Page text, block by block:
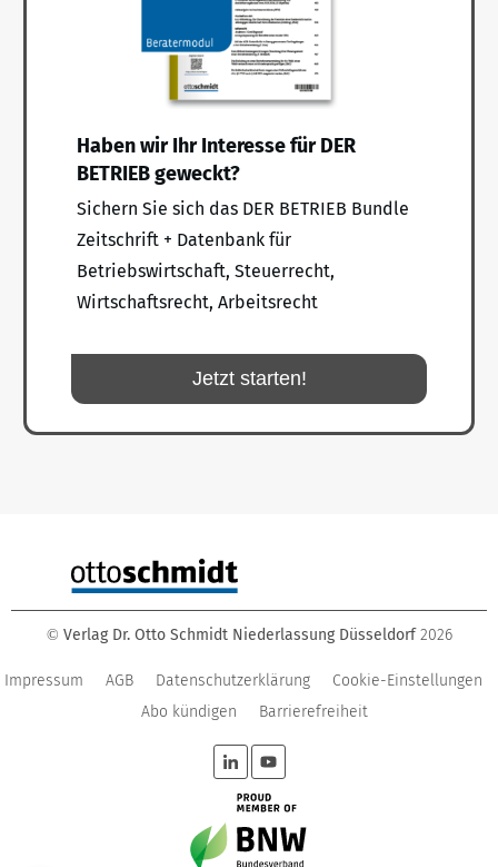
Haben wir Ihr Interesse für DER
BETRIEB geweckt?
Sichern Sie sich das DER BETRIEB Bundle
Zeitschrift + Datenbank für
Betriebswirtschaft, Steuerrecht,
Wirtschaftsrecht, Arbeitsrecht
Jetzt starten!
© Verlag Dr. Otto Schmidt Niederlassung Düsseldorf 2026
Impressum AGB Datenschutzerklärung
Cookie-Einstellungen
Abo kündigen
Barrierefreiheit